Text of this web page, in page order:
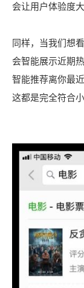
会让用户体验度大
同样，当我们想
会智能展示近期
智能推荐离你最
这都是完全符合